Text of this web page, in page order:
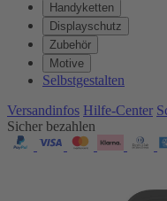
Handyketten
Displayschutz
Zubehör
Motive
Selbstgestalten
Versandinfos Hilfe-Center
Sicher bezahlen